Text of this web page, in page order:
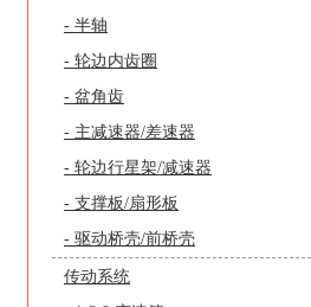
- 半轴
- 轮边内齿圈
- 盆角齿
- 主减速器/差速器
- 轮边行星架/减速器
- 支撑板/扇形板
- 驱动桥壳/前桥壳
传动系统